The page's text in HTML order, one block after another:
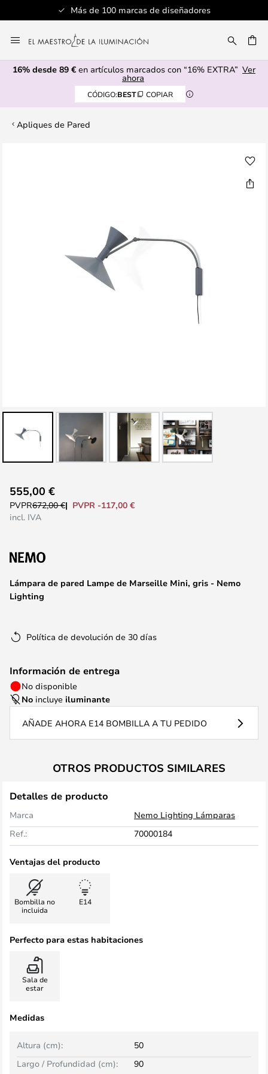
Más de 100 marcas de diseñadores
al
contenido
16% desde 89 € en artículos marcados con “16% EXTRA” Ver
ahora
CÓDIGO:BEST COPIAR
Apliques de Pared
comienzo
galería
imágenes
Lámpara de pared Lampe de Marseille Mini, gris - Nemo
Lighting
555,00 €
PVPR672,00 €
PVPR -117,00 €
incl. IVA
Política de devolución de 30 días
Información de entrega
No disponible
No incluye iluminante
AÑADE AHORA E14 BOMBILLA A TU PEDIDO
OTROS PRODUCTOS SIMILARES
Detalles de producto
Marca
Nemo Lighting Lámparas
Ref.:
70000184
Ventajas del producto
Bombilla no
incluida
E14
Perfecto para estas habitaciones
Sala de
estar
Medidas
Altura (cm):
50
Largo / Profundidad (cm):
90